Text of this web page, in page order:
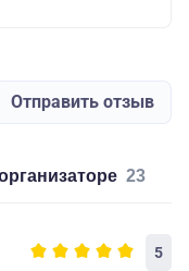
Отправить отзыв
организаторе 23
5